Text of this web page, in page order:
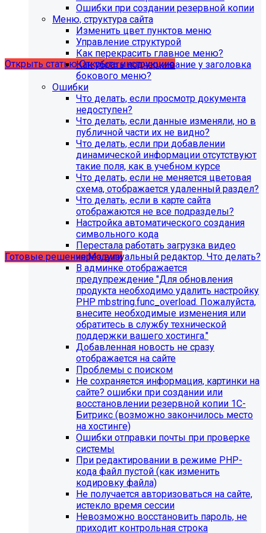
поддержка продуктов 1С-Битрикс на
PHP версии ниже 8.0. Рекомендуемая
версия PHP - 8.1 и выше
Открыть статьюОткрыть инструкцию
Учебные курсы
по работе с готовыми решениями и модулями
размещены в разделе "Учебные курсы"
Готовые решенияМодули
Инструкция по удалению ссылок на
социальные сети
Для готовых решений на SIMAI-SF4:
SIMAI-SF4: Сайт библиотеки, SIMAI-SF4: Сайт
благотворительного фонда, SIMAI-SF4: Сайт города,
SIMAI-SF4: Сайт государственной организации, SIMAI-
SF4: Сайт дворца культуры, SIMAI-SF4: Сайт детского
Ошибки при создании резервной копии
Меню, структура сайта
Изменить цвет пунктов меню
Управление структурой
Как перекрасить главное меню?
Как убрать подчеркивание у заголовка
бокового меню?
Ошибки
Что делать, если просмотр документа
недоступен?
Что делать, если данные изменяли, но в
публичной части их не видно?
Что делать, если при добавлении
динамической информации отсутствуют
такие поля, как в учебном курсе
Что делать, если не меняется цветовая
схема, отображается удаленный раздел?
Что делать, если в карте сайта
отображаются не все подразделы?
Настройка автоматического создания
символьного кода
Перестала работать загрузка видео
через визуальный редактор. Что делать?
В админке отображается
предупреждение "Для обновления
продукта необходимо удалить настройку
PHP mbstring.func_overload. Пожалуйста,
внесите необходимые изменения или
обратитесь в службу технической
поддержки вашего хостинга."
Добавленная новость не сразу
отображается на сайте
Проблемы с поиском
Не сохраняется информация, картинки на
сайте? ошибки при создании или
восстановлении резервной копии 1С-
Битрикс (возможно закончилось место
на хостинге)
Ошибки отправки почты при проверке
системы
При редактировании в режиме PHP-
кода файл пустой (как изменить
кодировку файла)
Не получается авторизоваться на сайте,
истекло время сессии
Невозможно восстановить пароль, не
приходит контрольная строка